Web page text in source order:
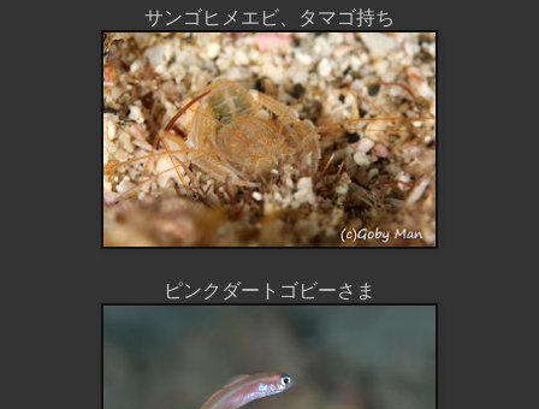
サンゴヒメエビ、タマゴ持ち
ピンクダートゴビーさま